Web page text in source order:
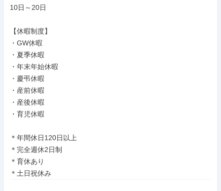
10日～20日
【休暇制度】
・GW休暇
・夏季休暇
・年末年始休暇
・慶弔休暇
・産前休暇
・産後休暇
・育児休暇
＊年間休日120日以上
＊完全週休2日制
＊育休あり
＊土日祝休み